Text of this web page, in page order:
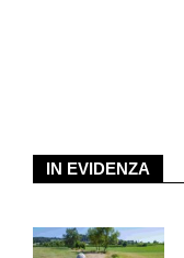
troppo.
libro di Georg Simmel,
IN EVIDENZA